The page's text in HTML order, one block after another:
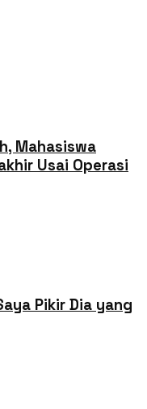
Mahasiswa
Usai Operasi
Pikir Dia yang